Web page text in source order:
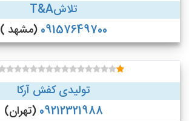
تلاشT&A
09157649700 (مشهد )
تولیدی کفش آرکا
09212321988 (تهران)